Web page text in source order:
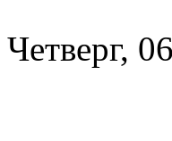
Четверг,